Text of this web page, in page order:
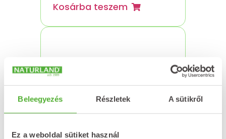
Beleegyezés Részletek A sütikről
Ez a weboldal sütiket használ
Kosárba teszem